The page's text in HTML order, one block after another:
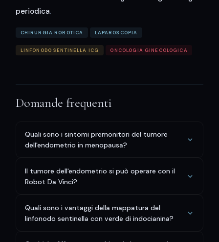
periodica.
CHIRURGIA ROBOTICA LAPAROSCOPIA
LINFONODO SENTINELLA ICG ONCOLOGIA GINECOLOGICA
Domande frequenti
Quali sono i sintomi premonitori del tumore
dell'endometrio in menopausa?
Il tumore dell'endometrio si può operare con il
Robot Da Vinci?
Quali sono i vantaggi della mappatura del
linfonodo sentinella con verde di indocianina?